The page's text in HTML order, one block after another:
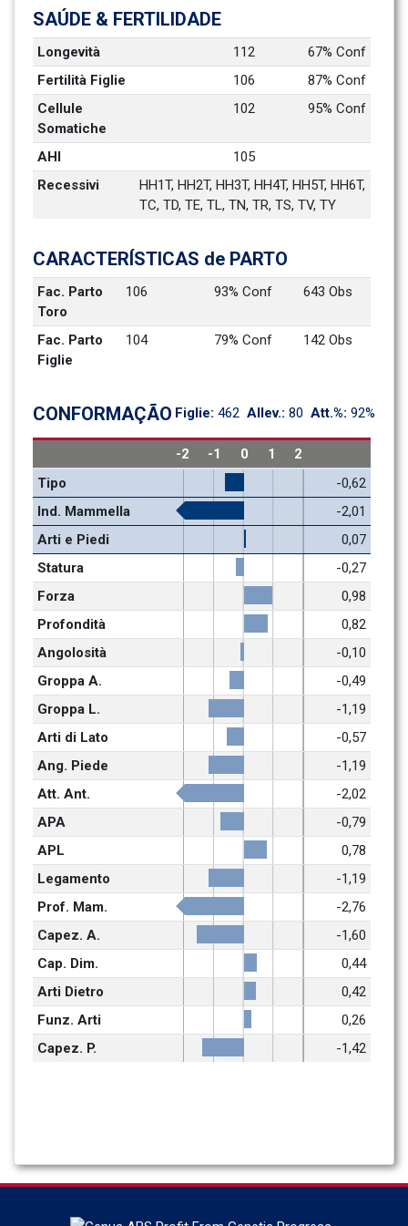
SAÚDE & FERTILIDADE
Longevità 112
67% Conf
Fertilità Figlie
106
87% Conf
Cellule
Somatiche
102 95% Conf
AHI
105
Recessivi
HH1T, HH2T, HH3T, HH4T, HH5T, HH6T,
TC, TD, TE, TL, TN, TR, TS, TV, TY
CARACTERÍSTICAS de PARTO
Fac. Parto
Toro
106 93% Conf 643 Obs
Fac. Parto
Figlie
104 79% Conf 142 Obs
CONFORMAÇÃO Figlie: 462 Allev.: 80 Att.%: 92%
-2 -1 0 1
2
Tipo
-0,62
Ind. Mammella
-2,01
Arti e Piedi
0,07
Statura
-0,27
Forza
0,98
Profondità
0,82
Angolosità
-0,10
Groppa A.
-0,49
Groppa L.
-1,19
Arti di Lato
-0,57
Ang. Piede
-1,19
Att. Ant.
-2,02
APA
-0,79
APL
0,78
Legamento
-1,19
Prof. Mam.
-2,76
Capez. A.
-1,60
Cap. Dim.
0,44
Arti Dietro
0,42
Funz. Arti
0,26
Capez. P.
-1,42